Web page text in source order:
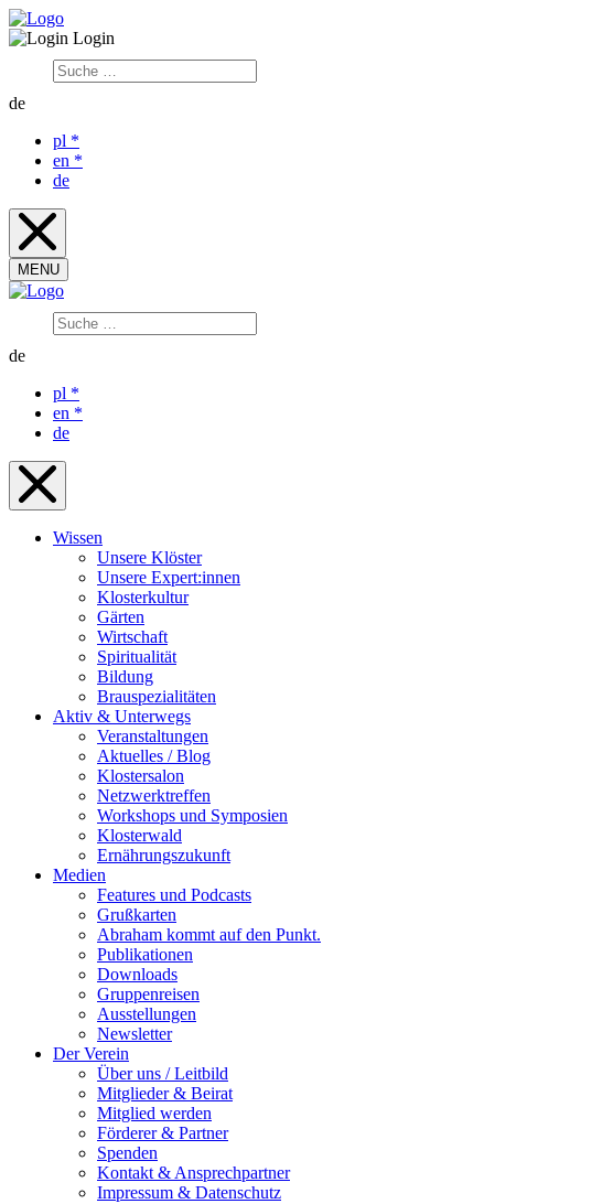
Login
de
pl *
en *
de
MENU
de
pl *
en *
de
Wissen
Unsere Klöster
Unsere Expert:innen
Klosterkultur
Gärten
Wirtschaft
Spiritualität
Bildung
Brauspezialitäten
Aktiv & Unterwegs
Veranstaltungen
Aktuelles / Blog
Klostersalon
Netzwerktreffen
Workshops und Symposien
Klosterwald
Ernährungszukunft
Medien
Features und Podcasts
Grußkarten
Abraham kommt auf den Punkt.
Publikationen
Downloads
Gruppenreisen
Ausstellungen
Newsletter
Der Verein
Über uns / Leitbild
Mitglieder & Beirat
Mitglied werden
Förderer & Partner
Spenden
Kontakt & Ansprechpartner
Impressum & Datenschutz